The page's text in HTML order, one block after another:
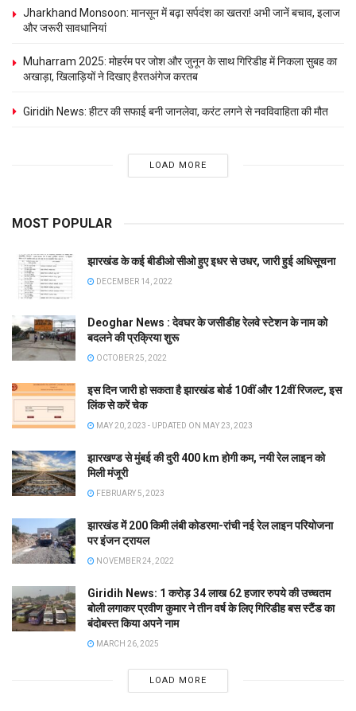
Jharkhand Monsoon: मानसून में बढ़ा सर्पदंश का खतरा! अभी जानें बचाव, इलाज
और जरूरी सावधानियां
Muharram 2025: मोहर्रम पर जोश और जुनून के साथ गिरिडीह में निकला सुबह का
अखाड़ा, खिलाड़‍ियों ने दिखाए हैरतअंगेज करतब
Giridih News: हीटर की सफाई बनी जानलेवा, करंट लगने से नवविवाहिता की मौत
LOAD MORE
MOST POPULAR
झारखंड के कई बीडीओ सीओ हुए इधर से उधर, जारी हुई अधिसूचना
DECEMBER 14, 2022
Deoghar News : देवघर के जसीडीह रेलवे स्टेशन के नाम को
बदलने की प्रक्रिया शुरू
OCTOBER 25, 2022
इस दिन जारी हो सकता है झारखंड बोर्ड 10वीं और 12वीं रिजल्ट, इस
लिंक से करें चेक
MAY 20, 2023 - UPDATED ON MAY 23, 2023
झारखण्ड से मुंबई की दुरी 400 km होगी कम, नयी रेल लाइन को
मिली मंजूरी
FEBRUARY 5, 2023
झारखंड में 200 किमी लंबी कोडरमा-रांची नई रेल लाइन परियोजना
पर इंजन ट्रायल
NOVEMBER 24, 2022
Giridih News: 1 करोड़ 34 लाख 62 हजार रुपये की उच्चतम
बोली लगाकर प्रवीण कुमार ने तीन वर्ष के लिए गिरिडीह बस स्टैंड का
बंदोबस्त किया अपने नाम
MARCH 26, 2025
LOAD MORE